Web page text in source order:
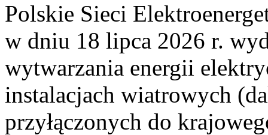
Polskie Sieci
w dniu 18 lipca 2026 r.
wytwarzania energii
instalacjach wiatrowych
przyłączonych do